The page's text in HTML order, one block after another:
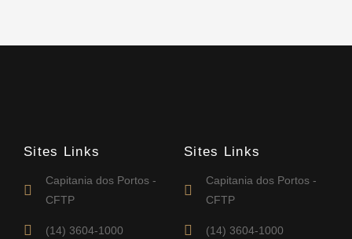
Sites Links
Capitania dos Portos -
CFTP
(14) 3604-1000
Sites Links
Capitania dos Portos -
CFTP
(14) 3604-1000